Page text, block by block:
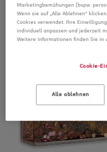
Marketingbemühungen (bspw.
Wenn sie auf „Alle Ablehnen“
Cookies verwendet. Ihre
individuell anpassen und jederzeit
Weitere Informationen finden Sie in
Cookie-
Alle ablehnen